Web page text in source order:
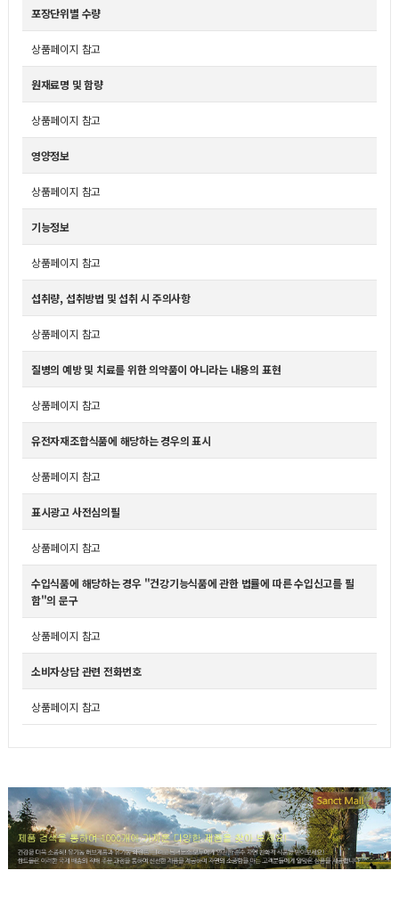
포장단위별 수량
상품페이지 참고
원재료명 및 함량
상품페이지 참고
영양정보
상품페이지 참고
기능정보
상품페이지 참고
섭취량, 섭취방법 및 섭취 시 주의사항
상품페이지 참고
질병의 예방 및 치료를 위한 의약품이 아니라는 내용의 표현
상품페이지 참고
유전자재조합식품에 해당하는 경우의 표시
상품페이지 참고
표시광고 사전심의필
상품페이지 참고
수입식품에 해당하는 경우 "건강기능식품에 관한 법률에 따른 수입신고를 필
함"의 문구
상품페이지 참고
소비자상담 관련 전화번호
상품페이지 참고